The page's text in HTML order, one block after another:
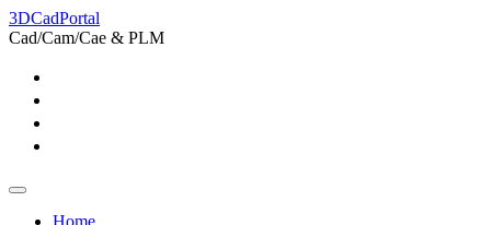
3DCadPortal
Cad/Cam/Cae & PLM
Home